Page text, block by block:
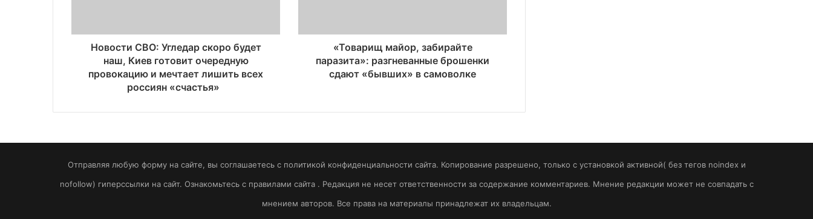
Новости СВО: Угледар скоро будет
наш, Киев готовит очередную
провокацию и мечтает лишить всех
россиян «счастья»
«Товарищ майор, забирайте
паразита»: разгневанные брошенки
сдают «бывших» в самоволке
Отправляя любую форму на сайте, вы соглашаетесь с политикой конфиденциальности сайта. Копирование разрешено, только с установкой активной( без тегов noindex и
nofollow) гиперссылки на сайт. Ознакомьтесь с правилами сайта . Редакция не несет ответственности за содержание комментариев. Мнение редакции может не совпадать с
мнением авторов. Все права на материалы принадлежат их владельцам.